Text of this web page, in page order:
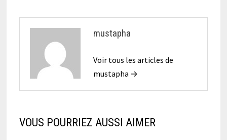
mustapha
Voir tous les articles de
mustapha →
VOUS POURRIEZ AUSSI AIMER